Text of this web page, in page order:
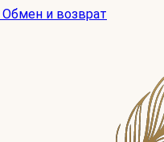
Обмен и возврат